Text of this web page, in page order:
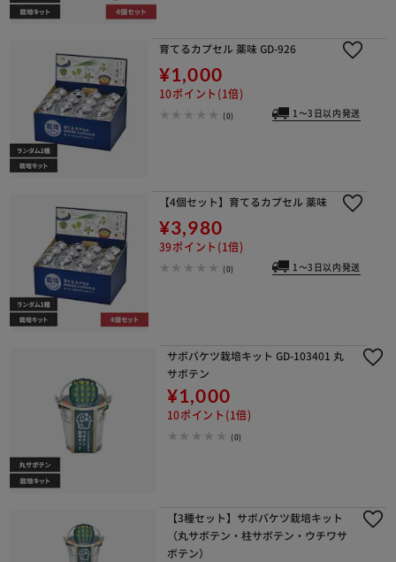
育てるカプセル 薬味 GD-926
¥1,000
10ポイント(1倍)
(0) 1～3日以内発送
【4個セット】育てるカプセル 薬味
¥3,980
39ポイント(1倍)
(0) 1～3日以内発送
サボバケツ栽培キット GD-103401 丸
サボテン
¥1,000
10ポイント(1倍)
(0)
【3種セット】サボバケツ栽培キット
（丸サボテン・柱サボテン・ウチワサ
ボテン）